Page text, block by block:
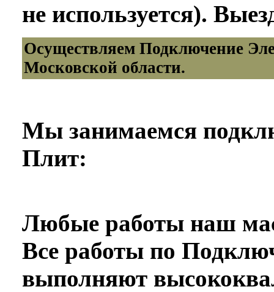
не используется).
Осуществляем Подключение
Московской области.
Мы занимаемся
Плит:
Любые работы наш
Все работы по
выполняют